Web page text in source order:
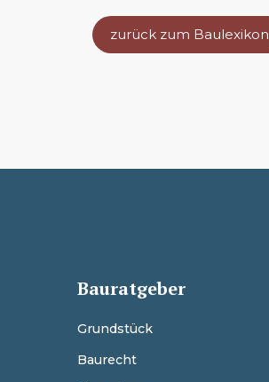
zurück zum Baulexikon
Bauratgeber
Grundstück
Baurecht